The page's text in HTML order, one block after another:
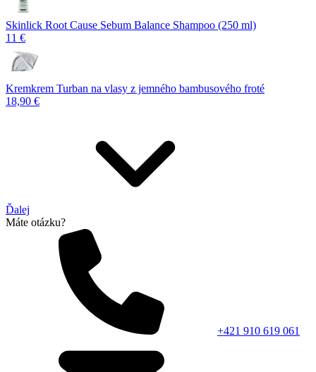
Skinlick Root Cause Sebum Balance Shampoo (250 ml)
11 €
Kremkrem Turban na vlasy z jemného bambusového froté
18,90 €
Ďalej
Máte otázku?
+421 910 619 061